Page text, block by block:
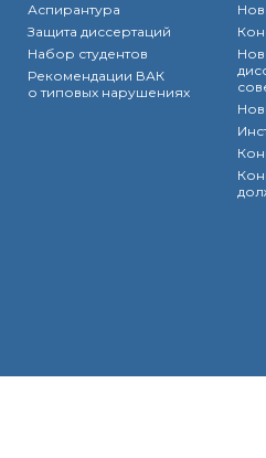
Аспирантура
Защита диссертаций
Набор студентов
Рекомендации ВАК
о типовых нарушениях